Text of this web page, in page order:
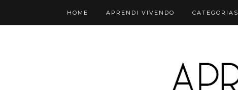
HOME APRENDI VIVENDO CATEGORIAS